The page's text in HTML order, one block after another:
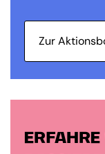
Zur